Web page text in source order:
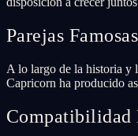
Parejas
A lo largo de la historia y
Capricorn ha producido
Compatibilidad